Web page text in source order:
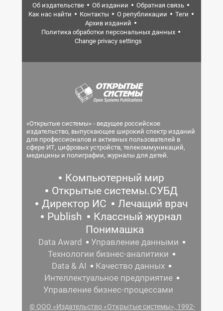
Об издательстве Об издании
Обратная связь
Как нас найти
Контакты О републикации
Теги
Архив изданий
Политика обработки персональных данных
Change privacy settings
«Открытые системы» - ведущее российское
издательство, выпускающее широкий спектр изданий
для профессионалов и активных пользователей в
сфере ИТ, цифровых устройств, телекоммуникаций,
медицины и полиграфии, журналы для детей.
Компьютерный мир
Открытые системы.СУБД
Директор ИС
Лечащий врач
Publish
Классный журнал
Понимашка
Data Award
Управление данными
Технологии бизнес-аналитики
Data & AI
Качество данных
Интеллектуальное предприятие
Управление бизнес-процессами
© ООО «Издательство «Открытые системы», 1992-